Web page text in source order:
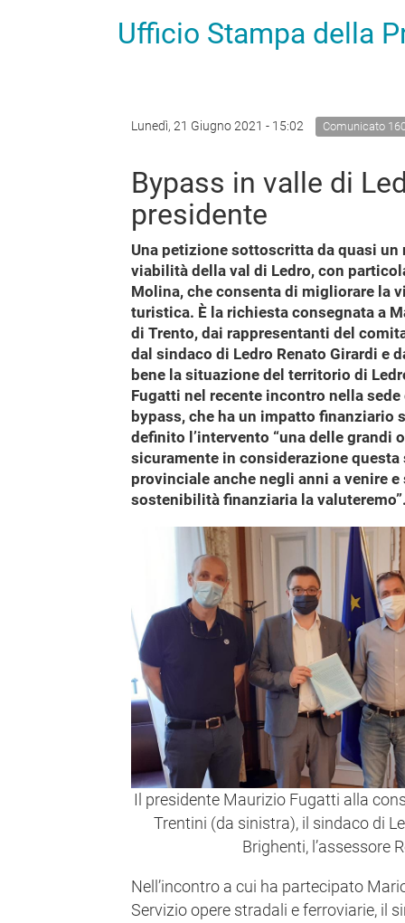
Ufficio Stampa della
Lunedì, 21 Giugno 2021 - 15:02 Comunicato
Bypass in valle di
presidente
Una petizione sottoscritta da quasi
viabilità della val di Ledro, con
Molina, che consenta di migliorare la
turistica. È la richiesta consegnata a
di Trento, dai rappresentanti del
dal sindaco di Ledro Renato Girardi e
bene la situazione del territorio di
Fugatti nel recente incontro nella
bypass, che ha un impatto
definito l’intervento “una delle grandi
sicuramente in considerazione
provinciale anche negli anni a venire
sostenibilità finanziaria la
Il presidente Maurizio Fugatti alla
Trentini (da sinistra), il sindaco di
Brighenti, l’assessore
Nell’incontro a cui ha partecipato
Servizio opere stradali e ferroviarie, il